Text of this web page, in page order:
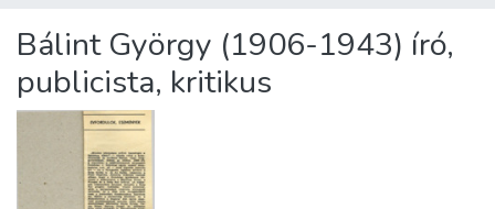
About us
Bálint György (1906-1943) író,
publicista, kritikus